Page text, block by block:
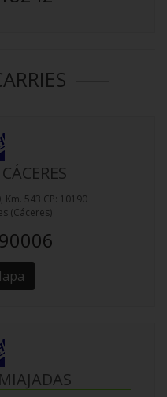
543 CP: 10190
(Cáceres)